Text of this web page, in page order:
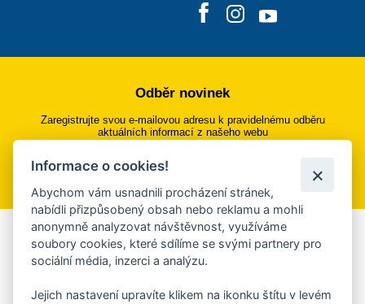
Odběr novinek
Zaregistrujte svou e-mailovou adresu k pravidelnému odběru
aktuálních informací z našeho webu
Přihlásit se k odběru
Aplikace Mobilní rozhlas
Chcete dostávat do svého mobilu či mailu upozornění na
ankety, pozvánky na kulturní a sportovní akce?
Informace o cookies!
Abychom vám usnadnili procházení stránek,
nabídli přizpůsobený obsah nebo reklamu a mohli
anonymně analyzovat návštěvnost, využíváme
soubory cookies, které sdílíme se svými partnery pro
sociální média, inzerci a analýzu.
Jejich nastavení upravíte klikem na ikonku štítu v levém